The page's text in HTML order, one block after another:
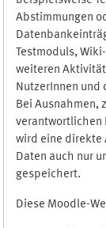
Abstimmungen
Testmoduls,
weiteren
NutzerInnen und
Bei Ausnahmen,
verantwortlichen
wird eine direkte
Daten auch nur
gespeichert.
Diese Moodle-